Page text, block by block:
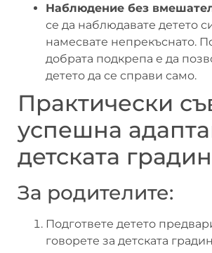
Наблюдение без
се да наблюдавате детето
намесвате непрекъснато.
добрата подкрепа е да
детето да се справи само.
Практически
успешна
детската
За родителите:
Подгответе детето
говорете за детската